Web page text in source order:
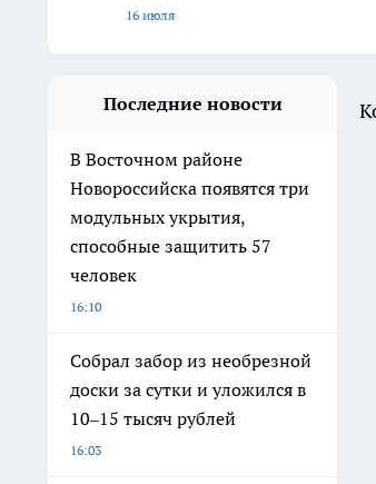
16 июля
Последние новости
В Восточном районе
Новороссийска появятся три
модульных укрытия,
способные защитить 57
человек
16:10
Собрал забор из необрезной
доски за сутки и уложился в
10–15 тысяч рублей
16:03